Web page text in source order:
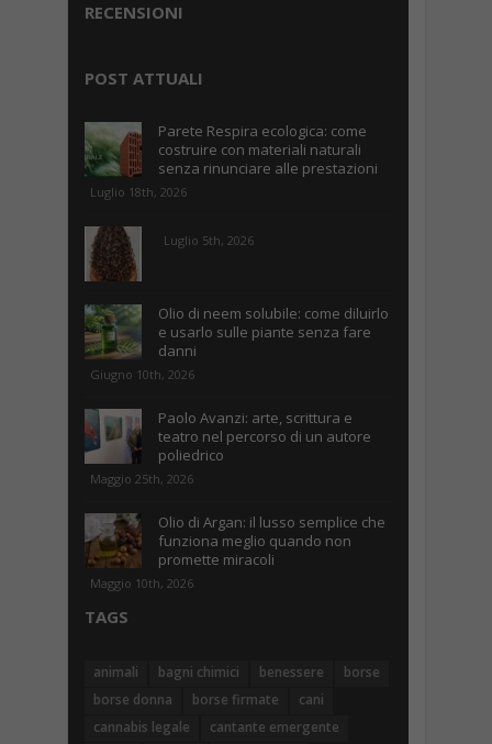
RECENSIONI
POST ATTUALI
Parete Respira ecologica: come
costruire con materiali naturali
senza rinunciare alle prestazioni
Luglio 18th, 2026
Luglio 5th, 2026
Olio di neem solubile: come diluirlo
e usarlo sulle piante senza fare
danni
Giugno 10th, 2026
Paolo Avanzi: arte, scrittura e
teatro nel percorso di un autore
poliedrico
Maggio 25th, 2026
Olio di Argan: il lusso semplice che
funziona meglio quando non
promette miracoli
Maggio 10th, 2026
TAGS
animali bagni chimici benessere
borse
borse donna
borse firmate
cani
cannabis legale
cantante emergente